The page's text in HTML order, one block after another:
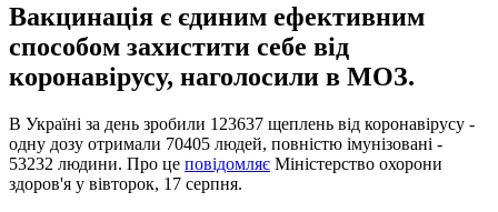
Вакцинація є єдиним ефективним
способом захистити себе від
коронавірусу, наголосили в МОЗ.
В Україні за день зробили 123637 щеплень від коронавірусу -
одну дозу отримали 70405 людей, повністю імунізовані -
53232 людини. Про це повідомляє Міністерство охорони
здоров'я у вівторок, 17 серпня.